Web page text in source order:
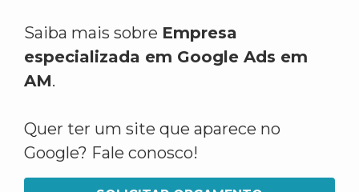
Saiba mais sobre Empresa
especializada em Google Ads em
AM.
Quer ter um site que aparece no
Google? Fale conosco!